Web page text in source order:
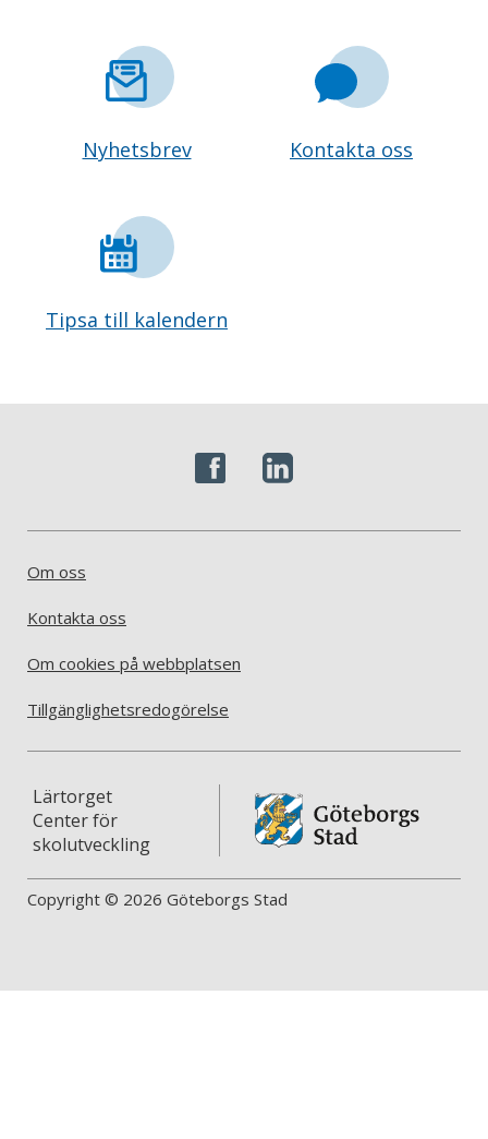
Nyhetsbrev Kontakta oss
Tipsa till kalendern
Om oss
Kontakta oss
Om cookies på webbplatsen
Tillgänglighetsredogörelse
Lärtorget
Center för
skolutveckling
Copyright © 2026 Göteborgs Stad